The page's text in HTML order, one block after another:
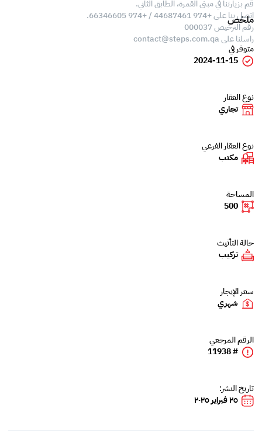
قم بزيارتنا في مبنى القمرة، الطابق الثاني.
اتصل بنا على +974 44687461 / +974 66346605.
رقم الترخيص 000037
راسلنا علىcontact@steps.com.qa
ملخص
متوفر في
2024-11-15
نوع العقار
تجاري
نوع العقار الفرعي
مكتب
المساحة
500
حالة التأثيث
تركيب
سعر الإيجار
شهري
الرقم المرجعي
# 11938
تاريخ النشر:
٢٥ فبراير ٢٠٢٥